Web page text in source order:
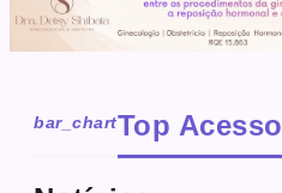
bar_chartTop